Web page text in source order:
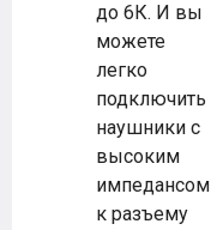
до 6К. И вы
можете
легко
подключить
наушники с
высоким
импедансом
к разъему